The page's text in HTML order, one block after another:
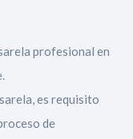
profesional en
es requisito
de